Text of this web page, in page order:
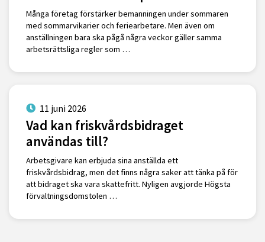
Många företag förstärker bemanningen under sommaren
med sommarvikarier och feriearbetare. Men även om
anställningen bara ska pågå några veckor gäller samma
arbetsrättsliga regler som …
11 juni 2026
Vad kan friskvårdsbidraget
användas till?
Arbetsgivare kan erbjuda sina anställda ett
friskvårdsbidrag, men det finns några saker att tänka på för
att bidraget ska vara skattefritt. Nyligen avgjorde Högsta
förvaltningsdomstolen …